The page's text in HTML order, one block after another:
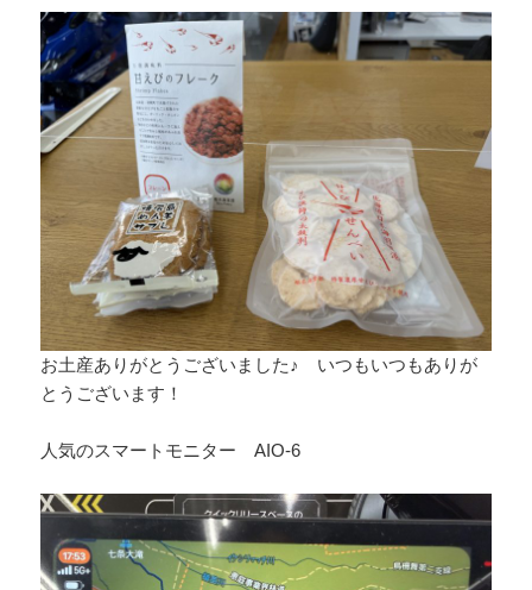
お土産ありがとうございました♪ いつもいつもありが
とうございます！
人気のスマートモニター AIO-6